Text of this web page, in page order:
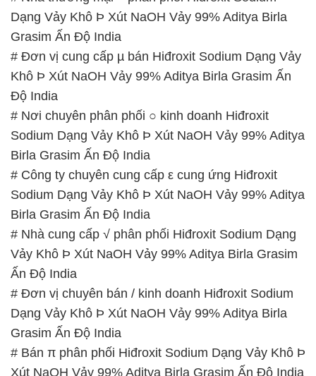
Độ India
# Nơi chuyên phân phối ○ kinh doanh Hiđroxit
Sodium Dạng Vảy Khô Þ Xút NaOH Vảy 99% Aditya
Birla Grasim Ấn Độ India
# Công ty chuyên cung cấp ε cung ứng Hiđroxit
Sodium Dạng Vảy Khô Þ Xút NaOH Vảy 99% Aditya
Birla Grasim Ấn Độ India
# Nhà cung cấp √ phân phối Hiđroxit Sodium Dạng
Vảy Khô Þ Xút NaOH Vảy 99% Aditya Birla Grasim
Ấn Độ India
# Đơn vị chuyên bán / kinh doanh Hiđroxit Sodium
Dạng Vảy Khô Þ Xút NaOH Vảy 99% Aditya Birla
Grasim Ấn Độ India
# Bán π phân phối Hiđroxit Sodium Dạng Vảy Khô Þ
Xút NaOH Vảy 99% Aditya Birla Grasim Ấn Độ India
# Kinh doanh § cung cấp Hiđroxit Sodium Dạng Vảy
Khô Þ Xút NaOH Vảy 99% Aditya Birla Grasim Ấn
Độ India
# Đơn vị chuyên bán ♯ thương mại Hiđroxit Sodium